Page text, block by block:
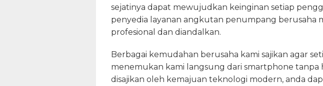
sejatinya dapat mewujudkan keinginan setiap
penyedia layanan angkutan penumpang berusaha
profesional dan diandalkan.
Berbagai kemudahan berusaha kami sajikan agar
menemukan kami langsung dari smartphone
disajikan oleh kemajuan teknologi modern, anda